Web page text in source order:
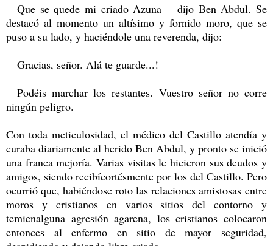
—Que se quede mi criado Azuna —dijo Ben Abdul. Se
destacó al momento un altísimo y fornido moro, que se
puso a su lado, y haciéndole una reverenda, dijo:
—Gracias, señor. Alá te guarde...!
—Podéis marchar los restantes. Vuestro señor no corre
ningún peligro.
Con toda meticulosidad, el médico del Castillo atendía y
curaba diariamente al herido Ben Abdul, y pronto se inició
una franca mejoría. Varias visitas le hicieron sus deudos y
amigos, siendo recibícortésmente por los del Castillo. Pero
ocurrió que, habiéndose roto las relaciones amistosas entre
moros y cristianos en varios sitios del contorno y
temienalguna agresión agarena, los cristianos colocaron
entonces al enfermo en sitio de mayor seguridad,